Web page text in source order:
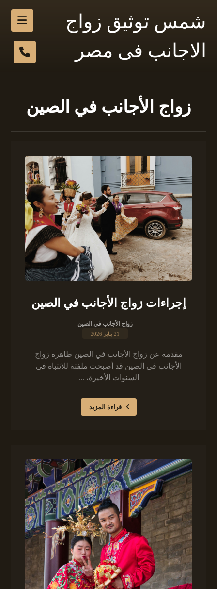
شمس توثيق زواج
الاجانب فى مصر
زواج الأجانب في الصين
إجراءات زواج الأجانب في الصين
زواج الأجانب في الصين
21 يناير 2026
مقدمة عن زواج الأجانب في الصين ظاهرة زواج
الأجانب في الصين قد أصبحت ملفتة للانتباه في
السنوات الأخيرة، ...
قراءة المزيد